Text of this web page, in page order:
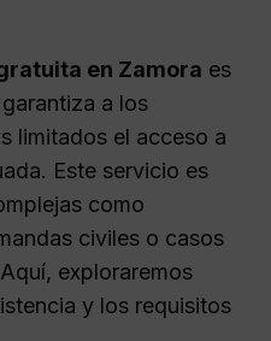
en Zamora es
a los
limitados el acceso a
Este servicio es
como
civiles o casos
exploraremos
y los requisitos